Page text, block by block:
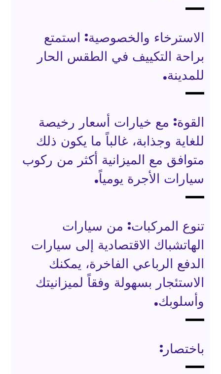
الاسترخاء والخصوصية: استمتع
براحة التكييف في الطقس الحار
للمدينة.
القوة: مع خيارات أسعار رخيصة
للغاية وجذابة، غالباً ما يكون ذلك
متوافق مع الميزانية أكثر من ركوب
سيارات الأجرة يومياً.
تنوع المركبات: من سيارات
الهاتشباك الاقتصادية إلى سيارات
الدفع الرباعي الفاخرة، يمكنك
الاستئجار بسهولة وفقاً لميزانيتك
وأسلوبك.
باختصار: